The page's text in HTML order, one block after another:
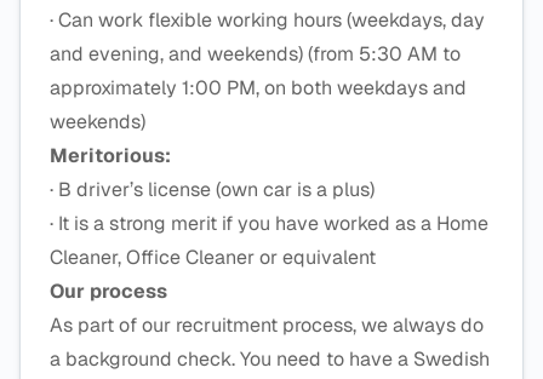
· Can work flexible working hours (weekdays, day
and evening, and weekends) (from 5:30 AM to
approximately 1:00 PM, on both weekdays and
weekends)
Meritorious:
· B driver’s license (own car is a plus)
· It is a strong merit if you have worked as a Home
Cleaner, Office Cleaner or equivalent
Our process
As part of our recruitment process, we always do
a background check. You need to have a Swedish